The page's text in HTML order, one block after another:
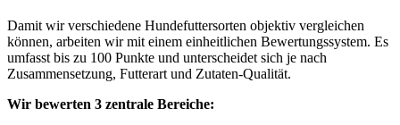
Damit wir verschiedene Hundefuttersorten objektiv vergleichen
können, arbeiten wir mit einem einheitlichen Bewertungssystem. Es
umfasst bis zu 100 Punkte und unterscheidet sich je nach
Zusammensetzung, Futterart und Zutaten-Qualität.
Wir bewerten 3 zentrale Bereiche: